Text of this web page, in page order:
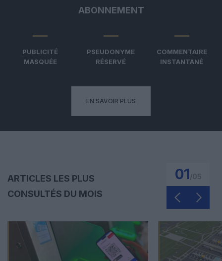
ABONNEMENT
PUBLICITÉ
MASQUÉE
PSEUDONYME
RÉSERVÉ
COMMENTAIRE
INSTANTANÉ
EN SAVOIR PLUS
ARTICLES LES PLUS
CONSULTÉS DU MOIS
01